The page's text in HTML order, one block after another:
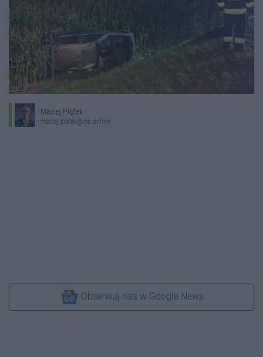
Maciej Piątek
maciej.piatek@ino.online
Obserwuj nas w Google News